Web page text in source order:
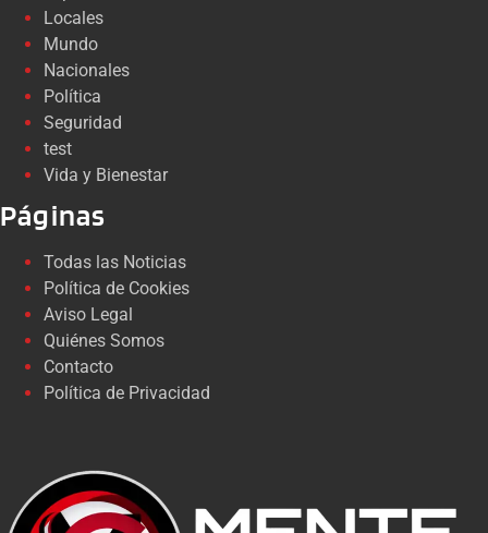
Locales
Mundo
Nacionales
Política
Seguridad
test
Vida y Bienestar
Páginas
Todas las Noticias
Política de Cookies
Aviso Legal
Quiénes Somos
Contacto
Política de Privacidad